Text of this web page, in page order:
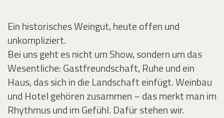
Ein historisches Weingut, heute offen und
unkompliziert.
Bei uns geht es nicht um Show, sondern um das
Wesentliche: Gastfreundschaft, Ruhe und ein
Haus, das sich in die Landschaft einfügt. Weinbau
und Hotel gehören zusammen – das merkt man im
Rhythmus und im Gefühl. Dafür stehen wir.